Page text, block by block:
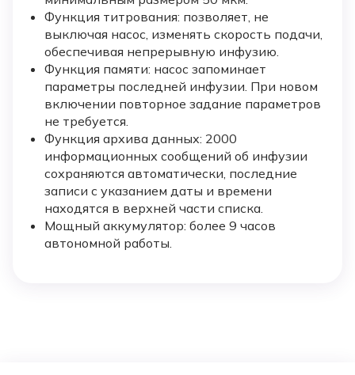
Функция титрования: позволяет, не
выключая насос, изменять скорость подачи,
обеспечивая непрерывную инфузию.
Функция памяти: насос запоминает
параметры последней инфузии. При новом
включении повторное задание параметров
не требуется.
Функция архива данных: 2000
информационных сообщений об инфузии
сохраняются автоматически, последние
записи с указанием даты и времени
находятся в верхней части списка.
Мощный аккумулятор: более 9 часов
автономной работы.